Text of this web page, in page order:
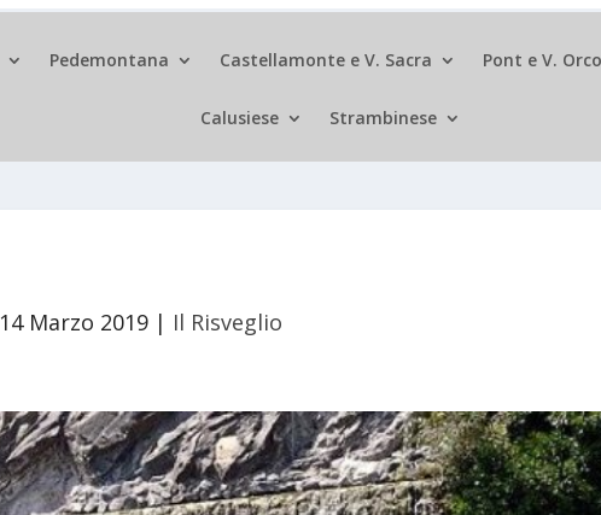
Pedemontana Castellamonte e V. Sacra Pont e V.
Calusiese Strambinese
14 Marzo 2019 | Il Risveglio